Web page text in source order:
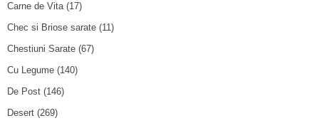
Carne de Vita(17)
Chec si Briose sarate (11)
Chestiuni Sarate (67)
Cu Legume (140)
De Post (146)
Desert (269)